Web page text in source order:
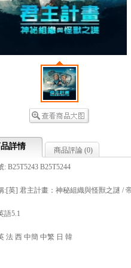
詳情 商品評論 (0)
: B25T5243 B25T5244
:[英] 君主計畫：神秘組織與怪獸之謎 /
語5.1
法 西 中簡 中繁 日 韓